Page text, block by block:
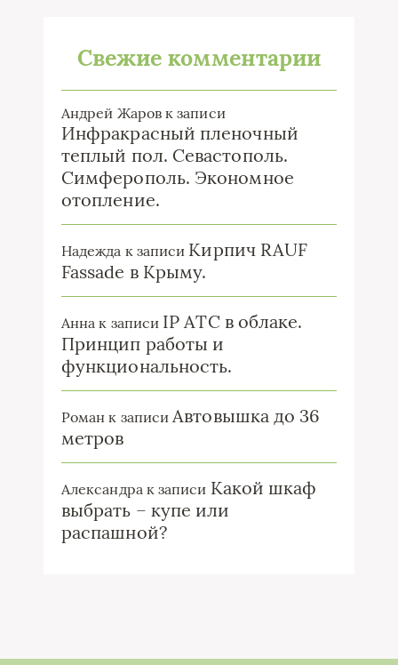
Свежие комментарии
Андрей Жаровк записи
Инфракрасный пленочный
теплый пол. Севастополь.
Симферополь. Экономное
отопление.
Надежда к записи Кирпич RAUF
Fassade в Крыму.
Анна к записи IP ATC в облаке.
Принцип работы и
функциональность.
Роман к записи Автовышка до 36
метров
Александра к записи Какой шкаф
выбрать – купе или
распашной?